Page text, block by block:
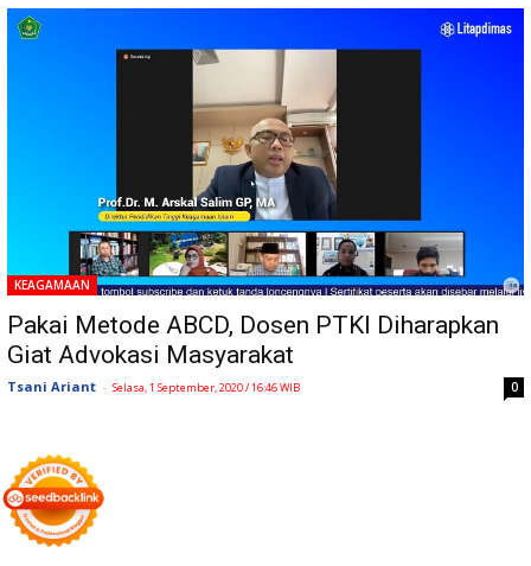
KEAGAMAAN
Pakai Metode ABCD, Dosen PTKI Diharapkan
Giat Advokasi Masyarakat
Tsani Ariant - Selasa, 1 September, 2020 / 16:46 WIB 0